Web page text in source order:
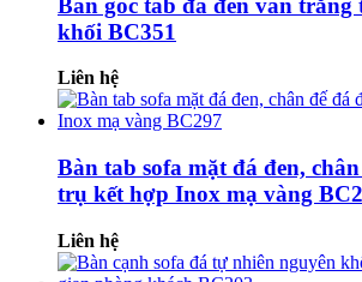
khối BC351
Liên hệ
Bàn tab sofa mặt đá đen,
trụ kết hợp Inox mạ vàng
Liên hệ